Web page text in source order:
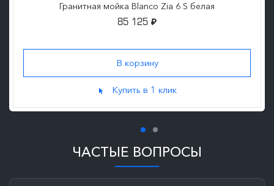
Гранитная мойка Blanco Zia 6 S белая
85 125 ₽
Купить в 1 клик
ЧАСТЫЕ ВОПРОСЫ